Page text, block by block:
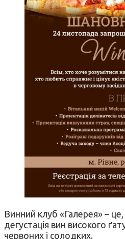
Винний клуб «Галерея» –
дегустація вин високого
червоних і солодких.